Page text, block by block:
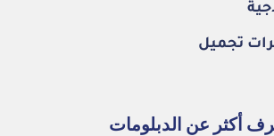
تجميل
أكثر عن الدبلومات